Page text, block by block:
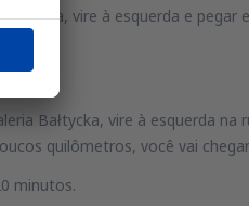
vire à esquerda e pegar
Bałtycka, vire à esquerda na
quilômetros, você vai
minutos.